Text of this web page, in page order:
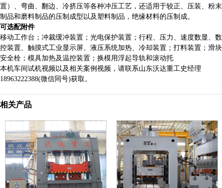
置）、弯曲、翻边、冷挤压等各种冲压工艺，还适用于较正、压装、粉末
制品和磨料制品的压制成型以及塑料制品，绝缘材料的压制成。
可选配附件
移动工作台；冲裁缓冲装置；光电保护装置；行程、压力、速度数显、数
控装置、触摸式工业显示屏、液压系统加热、冷却装置；打料装置；滑块
安全栓；模具加热及温控装置；换模用浮起导轨和滚动托
本机车间试机视频以及相关案例视频，请联系山东沃达重工史经理
18963222388(微信同号)获取。
相关产品